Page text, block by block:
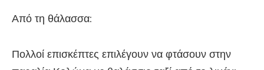
Από τη θάλασσα:
Πολλοί επισκέπτες επιλέγουν να φτάσουν στην